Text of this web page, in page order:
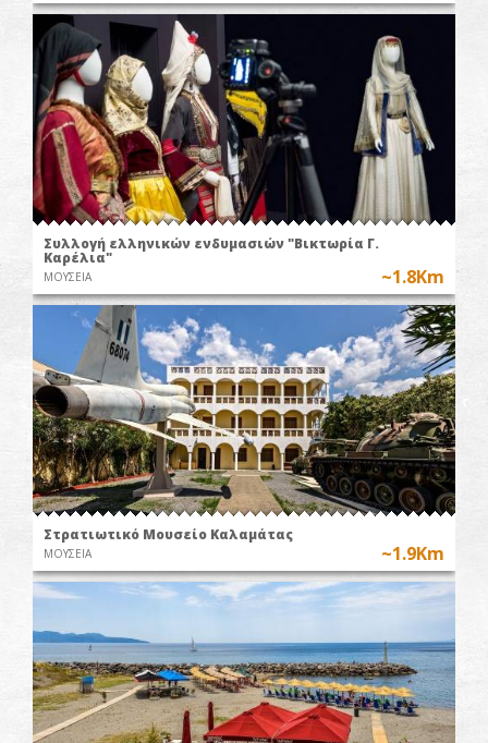
Συλλογή ελληνικών ενδυμασιών "Βικτωρία Γ.
Καρέλια"
ΜΟΥΣΕΙΑ ~1.8Km
Στρατιωτικό Μουσείο Καλαμάτας
ΜΟΥΣΕΙΑ ~1.9Km